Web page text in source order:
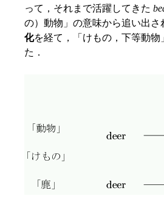
って，それまで活躍してきた
の）動物」の意味から追い出さ
化を経て，「けもの，下等動
た．